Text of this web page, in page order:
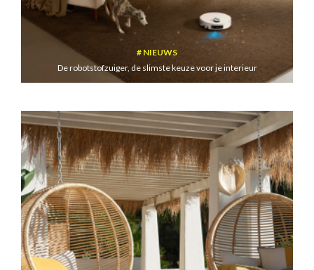
NIEUWS
De robotstofzuiger, de slimste keuze voor je interieur